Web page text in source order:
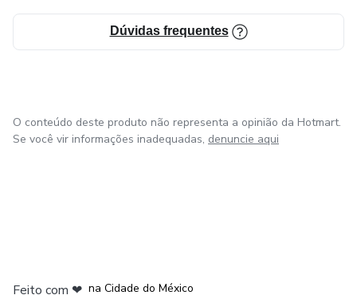
Dúvidas frequentes
O conteúdo deste produto não representa a opinião da Hotmart.
Se você vir informações inadequadas, denuncie aqui
Feito com ❤ na Cidade do México